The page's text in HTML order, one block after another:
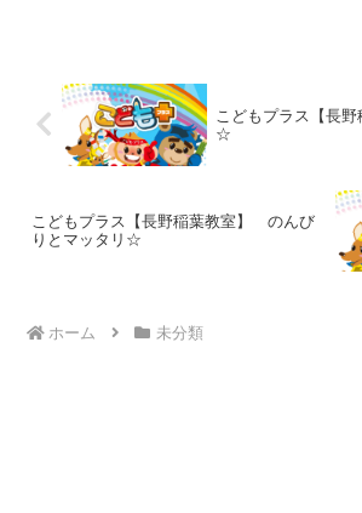
こどもプラス【長
☆
こどもプラス【長野稲葉教室】 のんび
りとマッタリ☆
ホーム 未分類